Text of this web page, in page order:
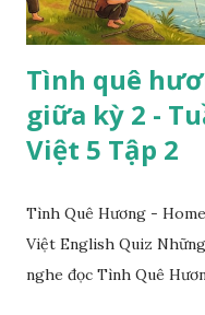
Tình quê
giữa kỳ 2 -
Việt 5 Tập 2
Tình Quê Hương -
Việt English Quiz
nghe đọc Tình Quê